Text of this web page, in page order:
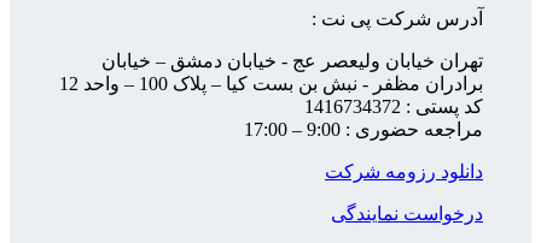
آدرس شرکت پی نت :
تهران خیابان ولیعصر عج - خیابان دمشق – خیابان
برادران مظفر - نبش بن بست کیا – پلاک 100 – واحد 12
کد پستی : 1416734372
مراجعه حضوری : 9:00 – 17:00
دانلود رزومه شرکت
درخواست نمایندگی